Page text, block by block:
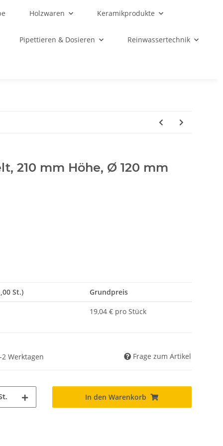
Holzwaren Keramikprodukte
Pipettieren & Dosieren Reinwassertechnik
210 mm Höhe, Ø 120 mm
St.) Grundpreis
19,04 € pro Stück
Werktagen Frage zum Artikel
In den Warenkorb